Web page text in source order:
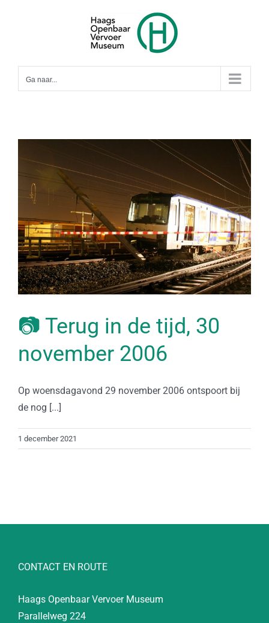
Ga naar...
📷 Terug in de tijd, 30
november 2006
Op woensdagavond 29 november 2006 ontspoort bij
de nog [...]
1 december 2021
CONTACT EN ROUTE
Haags Openbaar Vervoer Museum
Parallelweg 224